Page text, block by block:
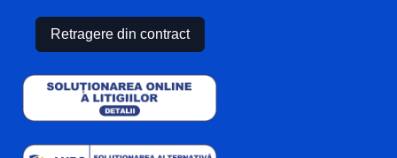
Retragere din contract